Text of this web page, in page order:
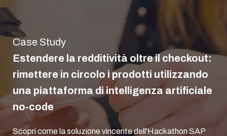
Case Study
Estendere la redditività oltre il checkout:
rimettere in circolo i prodotti utilizzando
una piattaforma di intelligenza artificiale
no-code
Scopri come la soluzione vincente dell'Hackathon SAP